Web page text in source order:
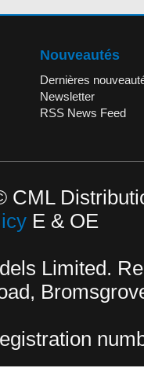
Nouveautés
Dernières
Newsletter
RSS News Feed
CML
E & OE
Limited.